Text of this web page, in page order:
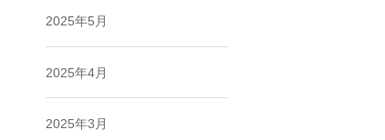
2025年5月
2025年4月
2025年3月